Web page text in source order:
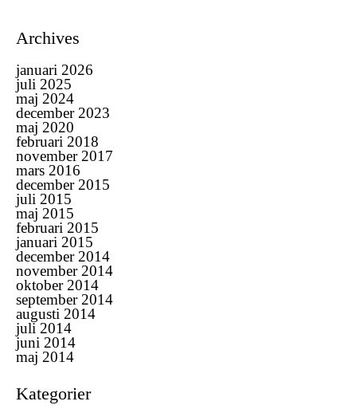
Archives
januari 2026
juli 2025
maj 2024
december 2023
maj 2020
februari 2018
november 2017
mars 2016
december 2015
juli 2015
maj 2015
februari 2015
januari 2015
december 2014
november 2014
oktober 2014
september 2014
augusti 2014
juli 2014
juni 2014
maj 2014
Kategorier